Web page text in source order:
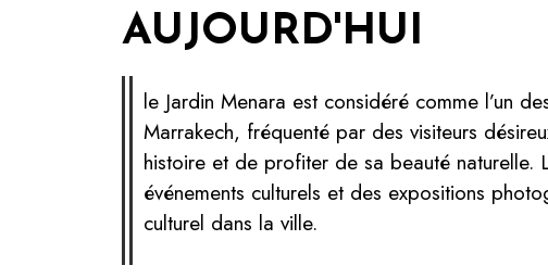
AUJOURD'HUI
le Jardin Menara est considéré comme l’un
Marrakech, fréquenté par des visiteurs
histoire et de profiter de sa beauté
événements culturels et des expositions
culturel dans la ville.